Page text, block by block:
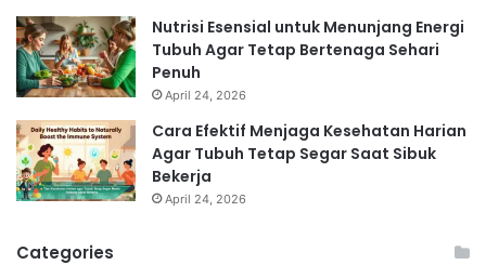
Nutrisi Esensial untuk Menunjang Energi
Tubuh Agar Tetap Bertenaga Sehari
Penuh
April 24, 2026
Cara Efektif Menjaga Kesehatan Harian
Agar Tubuh Tetap Segar Saat Sibuk
Bekerja
April 24, 2026
Categories